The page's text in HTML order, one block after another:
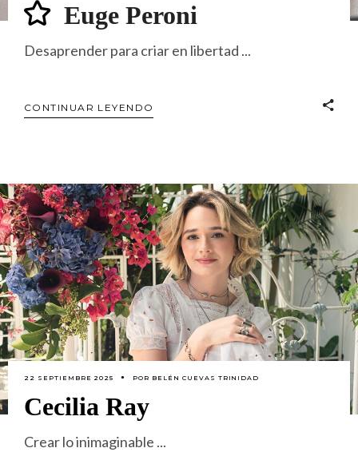
Euge Peroni
Desaprender para criar en libertad
CONTINUAR LEYENDO
22 SEPTIEMBRE 2025 POR BELÉN CUEVAS TRINIDAD
Cecilia Ray
Crear lo inimaginable